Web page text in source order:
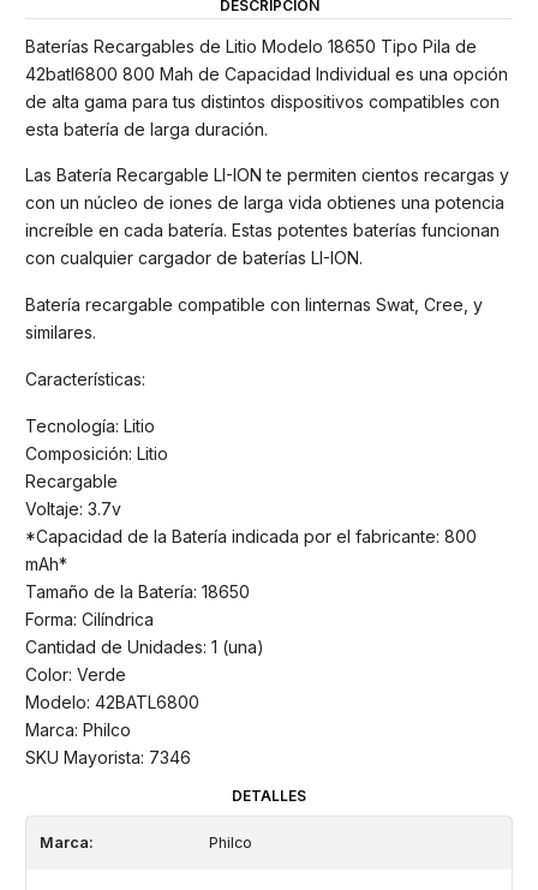
DESCRIPCIÓN
Baterías Recargables de Litio Modelo 18650 Tipo Pila de
42batl6800 800 Mah de Capacidad Individual es una opción
de alta gama para tus distintos dispositivos compatibles con
esta batería de larga duración.
Las Batería Recargable LI-ION te permiten cientos recargas y
con un núcleo de iones de larga vida obtienes una potencia
increíble en cada batería. Estas potentes baterías funcionan
con cualquier cargador de baterías LI-ION.
Batería recargable compatible con linternas Swat, Cree, y
similares.
Características:
Tecnología: Litio
Composición: Litio
Recargable
Voltaje: 3.7v
*Capacidad de la Batería indicada por el fabricante: 800
mAh*
Tamaño de la Batería: 18650
Forma: Cilíndrica
Cantidad de Unidades: 1 (una)
Color: Verde
Modelo: 42BATL6800
Marca: Philco
SKU Mayorista: 7346
DETALLES
Marca: Philco